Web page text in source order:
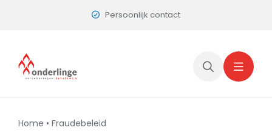
Persoonlijk contact
Home • Fraudebeleid